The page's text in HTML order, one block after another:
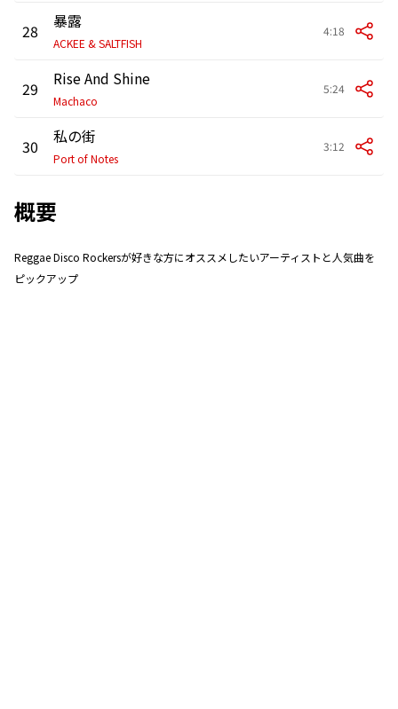
28 暴露
ACKEE & SALTFISH
4:18
29 Rise And Shine
Machaco
5:24
30 私の街
Port of Notes
3:12
概要
Reggae Disco Rockersが好きな方にオススメしたいアーティストと人気曲を
ピックアップ